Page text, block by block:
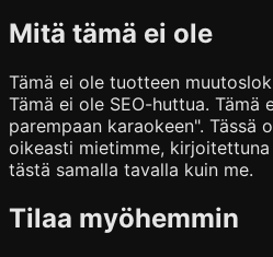
Mitä tämä ei ole
Tämä ei ole tuotteen
Tämä ei ole SEO-huttua. Tämä
parempaan karaokeen". Tässä
oikeasti mietimme,
tästä samalla tavalla kuin me.
Tilaa myöhemmin